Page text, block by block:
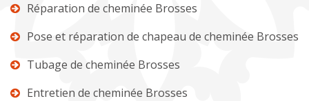
Réparation de cheminée Brosses
Pose et réparation de chapeau de cheminée Brosses
Tubage de cheminée Brosses
Entretien de cheminée Brosses